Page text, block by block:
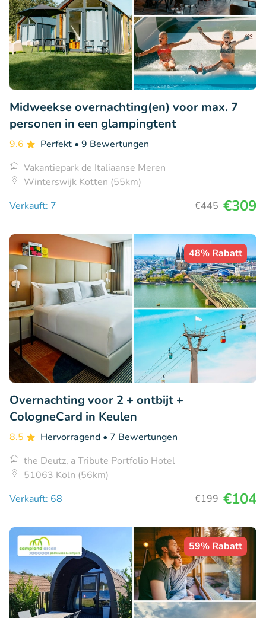
Midweekse overnachting(en) voor max. 7
personen in een glampingtent
9.6 Perfekt • 9 Bewertungen
Vakantiepark de Italiaanse Meren
Winterswijk Kotten (55km)
Verkauft: 7
€445 €309
48% Rabatt
Overnachting voor 2 + ontbijt +
CologneCard in Keulen
8.5 Hervorragend • 7 Bewertungen
the Deutz, a Tribute Portfolio Hotel
51063 Köln (56km)
Verkauft: 68
€199 €104
59% Rabatt